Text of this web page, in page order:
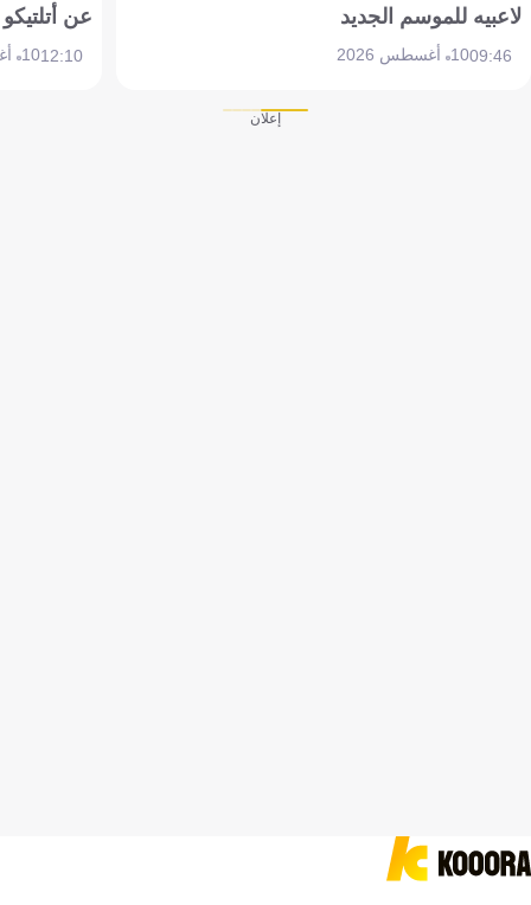
لاعبيه للموسم الجديد
09:4610 أغسطس 2026
عن أتلتيكو
12:1010 أغسطس 2026
إعلان